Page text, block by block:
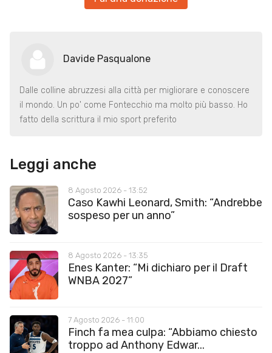
Davide Pasqualone
Dalle colline abruzzesi alla città per migliorare e conoscere
il mondo. Un po' come Fontecchio ma molto più basso. Ho
fatto della scrittura il mio sport preferito
Leggi anche
8 Agosto 2026 - 13:52
Caso Kawhi Leonard, Smith: “Andrebbe
sospeso per un anno”
8 Agosto 2026 - 13:35
Enes Kanter: “Mi dichiaro per il Draft
WNBA 2027”
7 Agosto 2026 - 11:00
Finch fa mea culpa: “Abbiamo chiesto
troppo ad Anthony Edwar...